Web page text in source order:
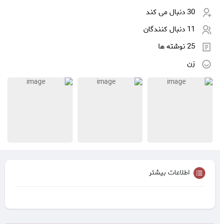
30 دنبال می کند
11 دنبال کنندگان
25 نوشته ها
زن
اطلاعات بیشتر